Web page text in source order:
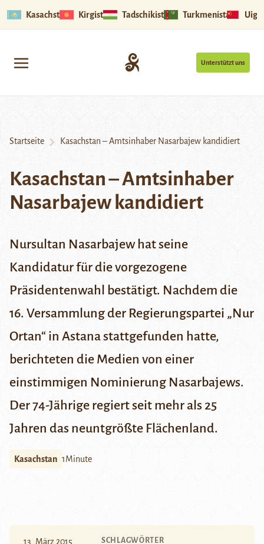
Kasachstan Kirgistan Tadschikistan Turkmenistan
Unterstützt uns
Startseite Kasachstan – Amtsinhaber Nasarbajew kandidiert
Kasachstan – Amtsinhaber
Nasarbajew kandidiert
Nursultan Nasarbajew hat seine
Kandidatur für die vorgezogene
Präsidentenwahl bestätigt. Nachdem die
16. Versammlung der Regierungspartei „Nur
Ortan“ in Astana stattgefunden hatte,
berichteten die Medien von einer
einstimmigen Nominierung Nasarbajews.
Der 74-Jährige regiert seit mehr als 25
Jahren das neuntgrößte Flächenland.
Kasachstan 1Minute
13. März 2015 SCHLAGWÖRTER